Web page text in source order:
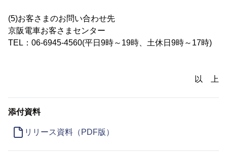
(5)お客さまのお問い合わせ先
京阪電車お客さまセンター
TEL：06-6945-4560(平日9時～19時、土休日9時～17時)
以 上
添付資料
リリース資料（PDF版）